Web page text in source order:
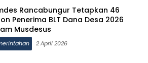
Rancabungur Tetapkan 46
Penerima BLT Dana Desa 2026
Musdesus
2 April 2026